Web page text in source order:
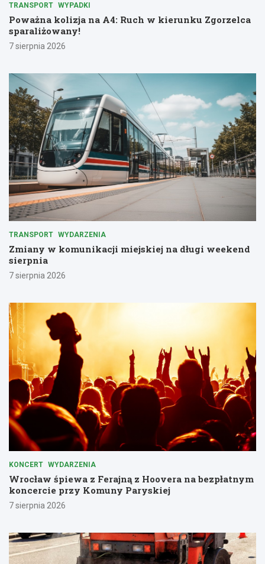
TRANSPORT WYPADKI
Poważna kolizja na A4: Ruch w kierunku Zgorzelca
sparaliżowany!
7 sierpnia 2026
TRANSPORT WYDARZENIA
Zmiany w komunikacji miejskiej na długi weekend
sierpnia
7 sierpnia 2026
KONCERT WYDARZENIA
Wrocław śpiewa z Ferajną z Hoovera na bezpłatnym
koncercie przy Komuny Paryskiej
7 sierpnia 2026